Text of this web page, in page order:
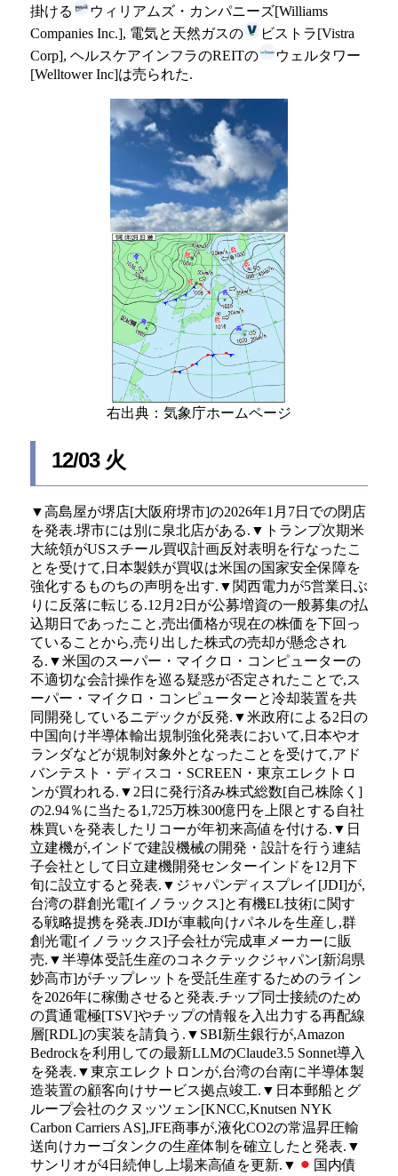
掛ける
ウィリアムズ・カンパニーズ[Williams
Companies Inc.], 電気と天然ガスの
ビストラ[Vistra
Corp], ヘルスケアインフラのREITの
ウェルタワー
[Welltower Inc]は売られた.
右出典：気象庁ホームページ
12/03 火
▼高島屋が堺店[大阪府堺市]の2026年1月7日での閉店
を発表.堺市には別に泉北店がある.▼トランプ次期米
大統領がUSスチール買収計画反対表明を行なったこ
とを受けて,日本製鉄が買収は米国の国家安全保障を
強化するものちの声明を出す.▼関西電力が5営業日ぶ
りに反落に転じる.12月2日が公募増資の一般募集の払
込期日であったこと,売出価格が現在の株価を下回っ
ていることから,売り出した株式の売却が懸念され
る.▼米国のスーパー・マイクロ・コンピューターの
不適切な会計操作を巡る疑惑が否定されたことで,ス
ーパー・マイクロ・コンピューターと冷却装置を共
同開発しているニデックが反発.▼米政府による2日の
中国向け半導体輸出規制強化発表において,日本やオ
ランダなどが規制対象外となったことを受けて,アド
バンテスト・ディスコ・SCREEN・東京エレクトロ
ンが買われる.▼2日に発行済み株式総数[自己株除く]
の2.94％に当たる1,725万株300億円を上限とする自社
株買いを発表したリコーが年初来高値を付ける.▼日
立建機が,インドで建設機械の開発・設計を行う連結
子会社として日立建機開発センターインドを12月下
旬に設立すると発表.▼ジャパンディスプレイ[JDI]が,
台湾の群創光電[イノラックス]と有機EL技術に関す
る戦略提携を発表.JDIが車載向けパネルを生産し,群
創光電[イノラックス]子会社が完成車メーカーに販
売.▼半導体受託生産のコネクテックジャパン[新潟県
妙高市]がチップレットを受託生産するためのライン
を2026年に稼働させると発表.チップ同士接続のため
の貫通電極[TSV]やチップの情報を入出力する再配線
層[RDL]の実装を請負う.▼SBI新生銀行が,Amazon
Bedrockを利用しての最新LLMのClaude3.5 Sonnet導入
を発表.▼東京エレクトロンが,台湾の台南に半導体製
造装置の顧客向けサービス拠点竣工.▼日本郵船とグ
ループ会社のクヌッツェン[KNCC,Knutsen NYK
Carbon Carriers AS],JFE商事が,液化CO2の常温昇圧輸
送向けカーゴタンクの生産体制を確立したと発表.▼
サンリオが4日続伸し上場来高値を更新.▼
国内債